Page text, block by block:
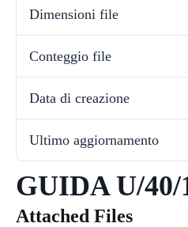
Dimensioni file
Conteggio file
Data di creazione
Ultimo aggiornamento
GUIDA U/40/
Attached Files